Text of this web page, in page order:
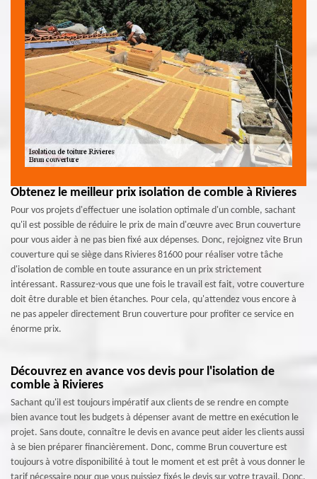
Obtenez le meilleur prix isolation de comble à Rivieres
Pour vos projets d'effectuer une isolation optimale d'un comble, sachant
qu'il est possible de réduire le prix de main d'œuvre avec Brun couverture
pour vous aider à ne pas bien fixé aux dépenses. Donc, rejoignez vite Brun
couverture qui se siège dans Rivieres 81600 pour réaliser votre tâche
d'isolation de comble en toute assurance en un prix strictement
intéressant. Rassurez-vous que une fois le travail est fait, votre couverture
doit être durable et bien étanches. Pour cela, qu'attendez vous encore à
ne pas appeler directement Brun couverture pour profiter ce service en
énorme prix.
Découvrez en avance vos devis pour l'isolation de
comble à Rivieres
Sachant qu'il est toujours impératif aux clients de se rendre en compte
bien avance tout les budgets à dépenser avant de mettre en exécution le
projet. Sans doute, connaître le devis en avance peut aider les clients aussi
à se bien préparer financièrement. Donc, comme Brun couverture est
toujours à votre disponibilité à tout le moment et est prêt à vous donner le
tarif nécessaire pour que vous puissiez fixés le devis sur votre travail. Donc,